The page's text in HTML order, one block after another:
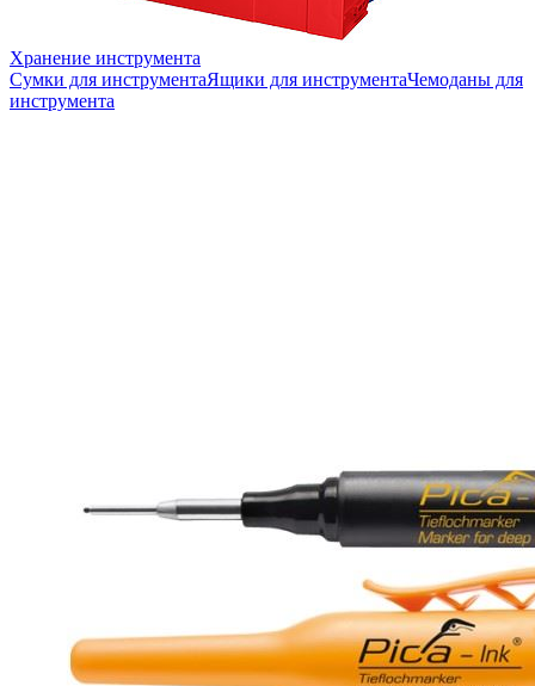
Хранение инструмента
Сумки для инструментаЯщики для инструментаЧемоданы для
инструмента